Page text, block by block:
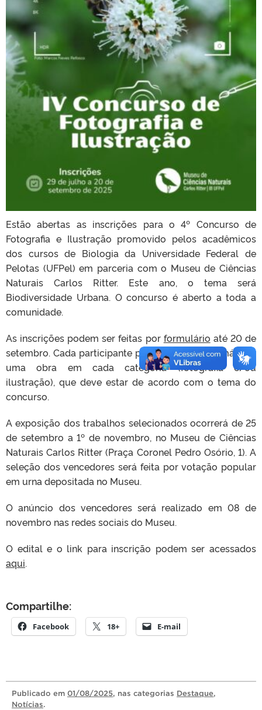
Estão abertas as inscrições para o 4º Concurso de
Fotografia e Ilustração promovido pelos acadêmicos
dos cursos de Biologia da Universidade Federal de
Pelotas (UFPel) em parceria com o Museu de Ciências
Naturais Carlos Ritter. Este ano, o tema será
Biodiversidade Urbana. O concurso é aberto a toda a
comunidade.
As inscrições podem ser feitas por formulário até 20 de
setembro. Cada participante pode submeter no máximo
uma obra em cada categoria (fotografia e/ou
ilustração), que deve estar de acordo com o tema do
concurso.
A exposição dos trabalhos selecionados ocorrerá de 25
de setembro a 1º de novembro, no Museu de Ciências
Naturais Carlos Ritter (Praça Coronel Pedro Osório, 1). A
seleção dos vencedores será feita por votação popular
em urna depositada no Museu.
O anúncio dos vencedores será realizado em 08 de
novembro nas redes sociais do Museu.
O edital e o link para inscrição podem ser acessados
aqui.
Compartilhe:
Facebook 18+ E-mail
Publicado em 01/08/2025, nas categorias Destaque,
Notícias.